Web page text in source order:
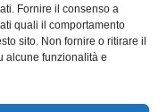
Fornire il consenso a
quali il comportamento
sito. Non fornire o ritirare il
alcune funzionalità e